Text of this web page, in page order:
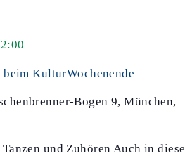
KulturWochenende
Bogen 9, München,
und Zuhören Auch in